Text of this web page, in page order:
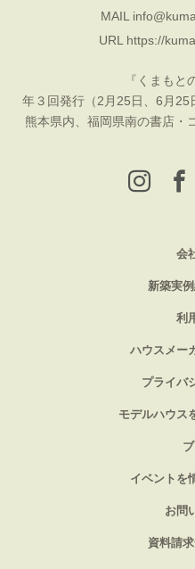
MAIL
URL https://
『くまもと
年３回発行（2月25日、6月25
熊本県内、福岡県南の書店・
会
新築実
利
ハウスメー
プライバ
モデルハウス
イベントを
お問
資料請